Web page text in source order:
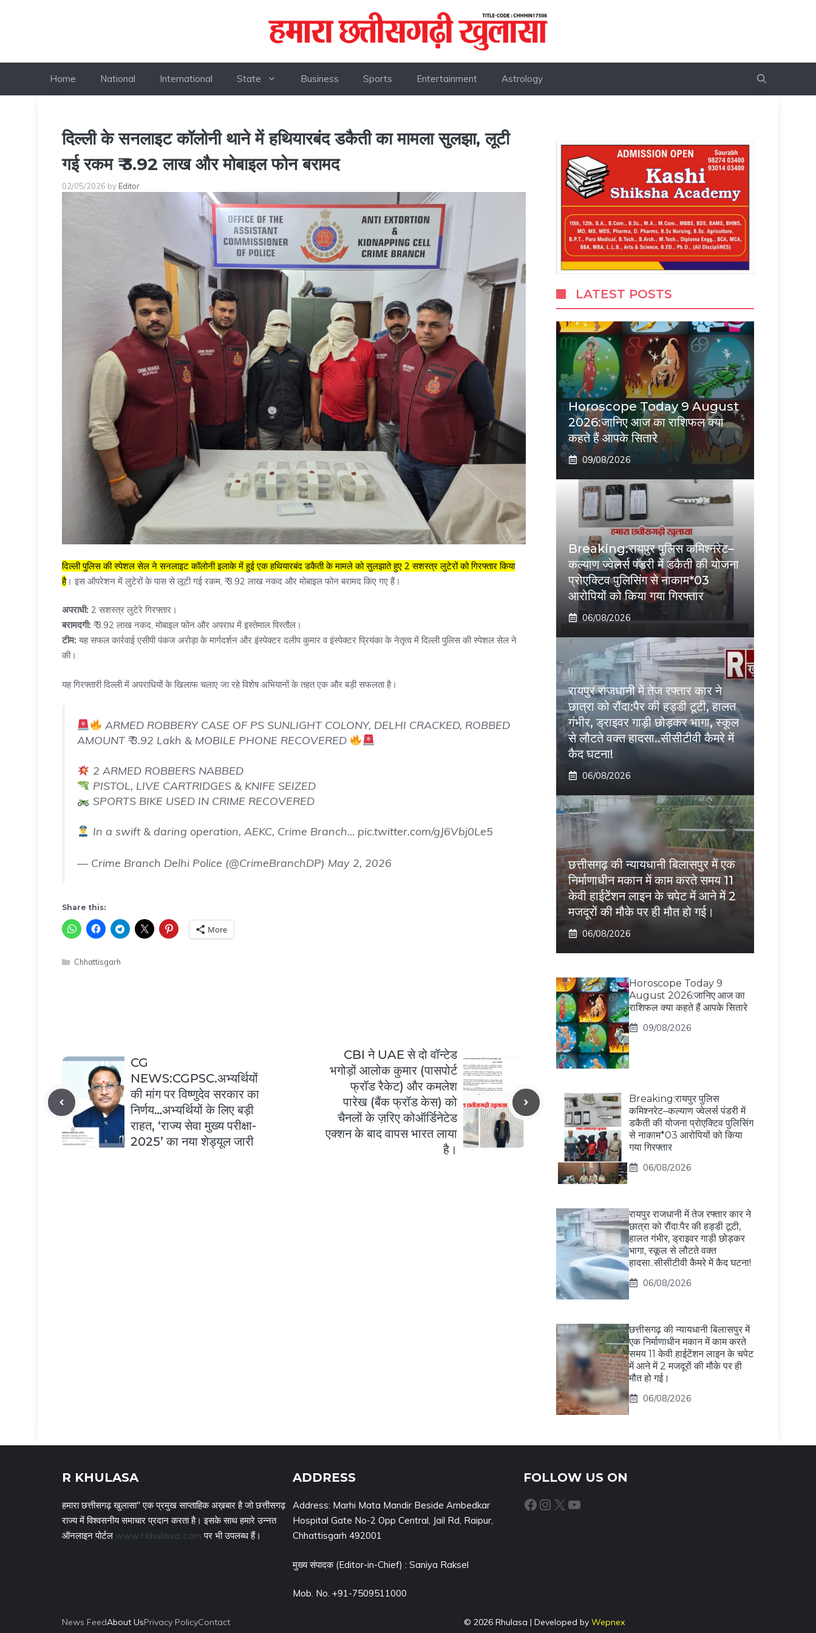
Home National International State Business Sports Entertainment Astrology
दिल्ली के सनलाइट कॉलोनी थाने में हथियारबंद डकैती का मामला सुलझा, लूटी
गई रकम ₹ 3.92 लाख और मोबाइल फोन बरामद
02/05/2026 by Editor
दिल्ली पुलिस की स्पेशल सेल ने सनलाइट कॉलोनी इलाके में हुई एक हथियारबंद डकैती के मामले को सुलझाते हुए 2 सशस्त्र लुटेरों को गिरफ्तार किया
है। इस ऑपरेशन में लुटेरों के पास से लूटी गई रकम, ₹ 3.92 लाख नकद और मोबाइल फोन बरामद किए गए हैं।
अपराधी: 2 सशस्त्र लुटेरे गिरफ्तार।
बरामदगी: ₹ 3.92 लाख नकद, मोबाइल फोन और अपराध में इस्तेमाल पिस्तौल।
टीम: यह सफल कार्रवाई एसीपी पंकज अरोड़ा के मार्गदर्शन और इंस्पेक्टर दलीप कुमार व इंस्पेक्टर प्रियंका के नेतृत्व में दिल्ली पुलिस की स्पेशल सेल ने
की।
यह गिरफ्तारी दिल्ली में अपराधियों के खिलाफ चलाए जा रहे विशेष अभियानों के तहत एक और बड़ी सफलता है।
ARMED ROBBERY CASE OF PS SUNLIGHT COLONY, DELHI CRACKED, ROBBED
AMOUNT ₹ 3.92 Lakh & MOBILE PHONE RECOVERED
2 ARMED ROBBERS NABBED
PISTOL, LIVE CARTRIDGES & KNIFE SEIZED
SPORTS BIKE USED IN CRIME RECOVERED
In a swift & daring operation, AEKC, Crime Branch… pic.twitter.com/gJ6Vbj0Le5
— Crime Branch Delhi Police (@CrimeBranchDP) May 2, 2026
Share this:
More
Categories
Chhattisgarh
CG
NEWS:CGPSC.अभ्यर्थियों
की मांग पर विष्णुदेव सरकार का
निर्णय…अभ्यर्थियों के लिए बड़ी
राहत, ‘राज्य सेवा मुख्य परीक्षा-
2025’ का नया शेड्यूल जारी
CBI ने UAE से दो वॉन्टेड
भगोड़ों आलोक कुमार (पासपोर्ट
फ्रॉड रैकेट) और कमलेश
पारेख (बैंक फ्रॉड केस) को
चैनलों के ज़रिए कोऑर्डिनेटेड
एक्शन के बाद वापस भारत लाया
है।
LATEST POSTS
Horoscope Today 9 August
2026:जानिए आज का राशिफल क्या
कहते हैं आपके सितारे
09/08/2026
Breaking:रायपुर पुलिस कमिश्नरेट–
कल्याण ज्वेलर्स पंडरी में डकैती की योजना
प्रोएक्टिव पुलिसिंग से नाकाम*03
आरोपियों को किया गया गिरफ्तार
06/08/2026
रायपुर राजधानी में तेज रफ्तार कार ने
छात्रा को रौंदा:पैर की हड्डी टूटी, हालत
गंभीर, ड्राइवर गाड़ी छोड़कर भागा, स्कूल
से लौटते वक्त हादसा..सीसीटीवी कैमरे में
कैद घटना!
06/08/2026
छत्तीसगढ़ की न्यायधानी बिलासपुर में एक
निर्माणाधीन मकान में काम करते समय 11
केवी हाईटेंशन लाइन के चपेट में आने में 2
मजदूरों की मौके पर ही मौत हो गई।
06/08/2026
Horoscope Today 9
August 2026:जानिए आज का
राशिफल क्या कहते हैं आपके सितारे
09/08/2026
Breaking:रायपुर पुलिस
कमिश्नरेट–कल्याण ज्वेलर्स पंडरी में
डकैती की योजना प्रोएक्टिव पुलिसिंग
से नाकाम*03 आरोपियों को किया
गया गिरफ्तार
06/08/2026
रायपुर राजधानी में तेज रफ्तार कार ने
छात्रा को रौंदा:पैर की हड्डी टूटी,
हालत गंभीर, ड्राइवर गाड़ी छोड़कर
भागा, स्कूल से लौटते वक्त
हादसा..सीसीटीवी कैमरे में कैद घटना!
06/08/2026
छत्तीसगढ़ की न्यायधानी बिलासपुर में
एक निर्माणाधीन मकान में काम करते
समय 11 केवी हाईटेंशन लाइन के चपेट
में आने में 2 मजदूरों की मौके पर ही
मौत हो गई।
06/08/2026
R KHULASA
हमारा छत्तीसगढ़ खुलासा" एक प्रमुख साप्ताहिक अख़बार है जो छत्तीसगढ़
राज्य में विश्वसनीय समाचार प्रदान करता है। इसके साथ हमारे उन्नत
ऑनलाइन पोर्टल www.rkhulasa.com पर भी उपलब्ध हैं।
ADDRESS
Address: Marhi Mata Mandir Beside Ambedkar
Hospital Gate No-2 Opp Central, Jail Rd, Raipur,
Chhattisgarh 492001
मुख्य संपादक (Editor-in-Chief) : Saniya Raksel
Mob. No. +91-7509511000
FOLLOW US ON
Facebook Instagram X YouTube
News FeedAbout UsPrivacy PolicyContact © 2026 Rhulasa | Developed by Wepnex